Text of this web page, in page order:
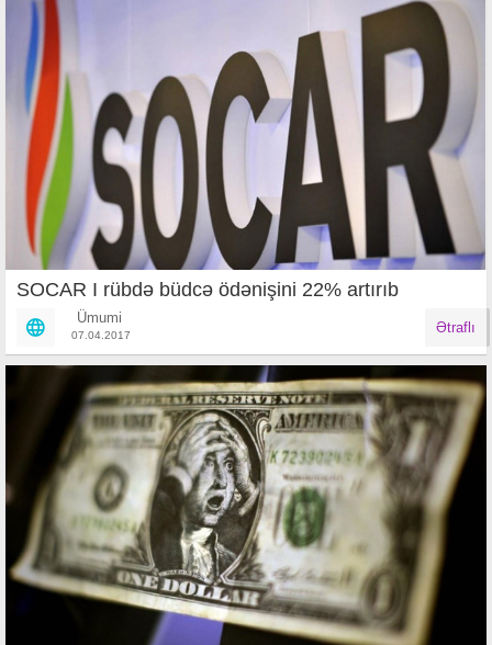
SOCAR I rübdə büdcə ödənişini 22% artırıb
Ümumi
07.04.2017 Ətraflı